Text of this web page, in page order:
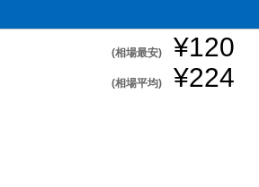
(相場最安) ¥120
(相場平均) ¥224